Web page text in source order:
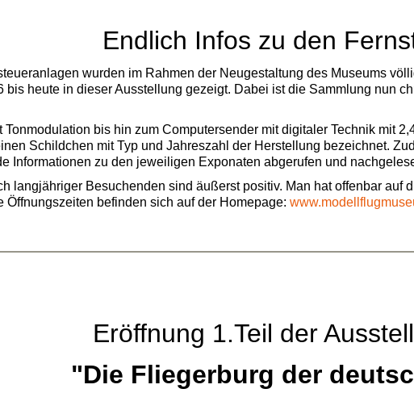
Endlich Infos zu den
wurden im Rahmen der Neugestaltung des Museums
bis heute in dieser Ausstellung gezeigt. Dabei ist die Sammlung nun
Tonmodulation bis hin zum Computersender mit digitaler Technik mit
Schildchen mit Typ und Jahreszahl der Herstellung bezeichnet.
Informationen zu den jeweiligen Exponaten abgerufen und
langjähriger Besuchenden sind äußerst positiv. Man hat offenbar auf
Öffnungszeiten befinden sich auf der Homepage:
Eröffnung 1.Teil der
"Die Fliegerburg der